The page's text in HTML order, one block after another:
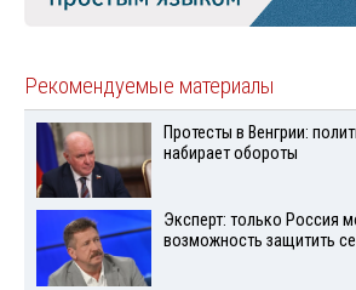
Рекомендуемые материалы
Протесты в Венгрии:
набирает обороты
Эксперт: только Россия
возможность защитить